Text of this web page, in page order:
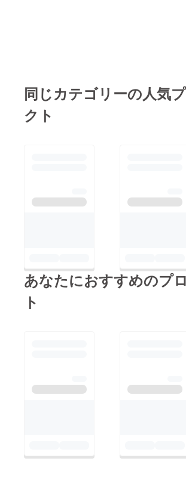
少しだけダンスを披
即興で作り、みんなで
ごさせて頂きました！
ありがとうござ
んなとの時間」の両方
んでいる子どもたち。
楽しさを一緒に味わっ
今の時代、 熱いこと
少しでも僕の想いが届
思います。 （その
まずは、すでにご支
してくれる生徒や親御
さん、周りの友達にも
援いただかないといけ
同じカテゴリーの人気
クト
あなたにおすすめのプ
ト